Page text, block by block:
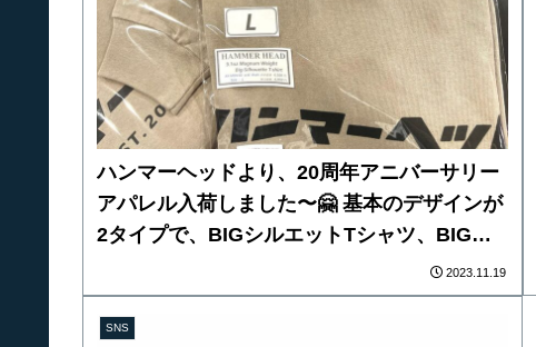
ハンマーヘッドより、20周年アニバーサリー
アパレル入荷しました〜🤗 基本のデザインが
2タイプで、BIGシルエットTシャツ、BIGシ
ルエットロングTシャツ、BIGシルエットパー
カーの全5種類のラインナップ！ オンライン
ショップからもご購入出来ますので、是非ご
2023.11.19
SNS